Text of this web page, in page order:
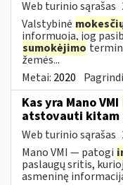
Web turinio sąrašas
Valstybinė
informuoja, jog
sumokėjimo
žemės...
Metai: 2020
Kas yra Mano VMI
atstovauti kitam
Web turinio sąrašas
Mano VMI — patogi
paslaugų sritis,
asmeninę